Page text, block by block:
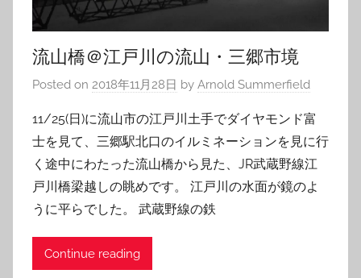
流山橋＠江戸川の流山・三郷市境
Posted on 2018年11月28日 by Arnold Summerfield
11/25(日)に流山市の江戸川土手でダイヤモンド富
士を見て、三郷駅北口のイルミネーションを見に行
く途中にわたった流山橋から見た、JR武蔵野線江
戸川橋梁越しの眺めです。 江戸川の水面が鏡のよ
うに平らでした。 武蔵野線の鉄
Continue reading